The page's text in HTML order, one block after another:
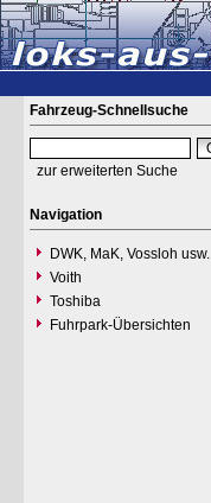
Fahrzeug-Schnellsuche
zur erweiterten Suche
Navigation
DWK, MaK, Vossloh usw.
Voith
Toshiba
Fuhrpark-Übersichten